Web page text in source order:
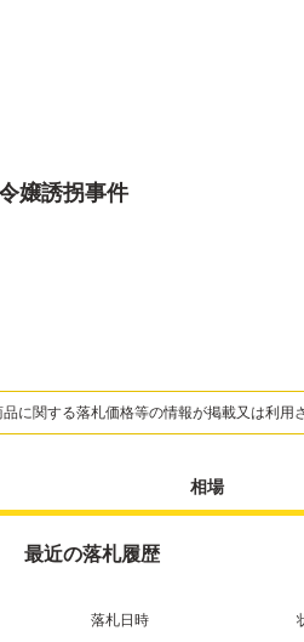
嬢誘拐事件
に関する落札価格等の情報が掲載又は利
相場
最近の落札履歴
落札日時